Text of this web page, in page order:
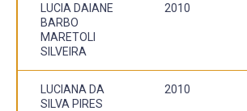
LUCIA DAIANE
BARBO
MARETOLI
SILVEIRA
2010
LUCIANA DA
SILVA PIRES
2010